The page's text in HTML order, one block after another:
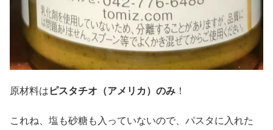
原材料は ピスタチオ（アメリカ）のみ ！
これね、塩も砂糖も入っていないので、パスタに入れた